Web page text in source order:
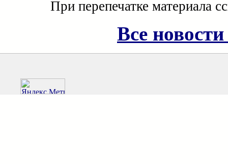
При перепечатке материала
Все